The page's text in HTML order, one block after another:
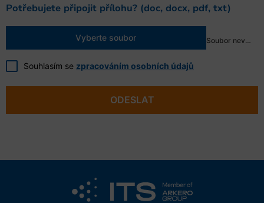
Potřebujete připojit přílohu? (doc, docx, pdf, txt)
Vyberte soubor Soubor nevybrán
Souhlasím se zpracováním osobních údajů
ODESLAT